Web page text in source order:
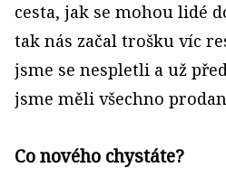
cesta, jak se mohou lidé
tak nás začal trošku víc
jsme se nespletli a už
jsme měli všechno
Co nového chystáte?